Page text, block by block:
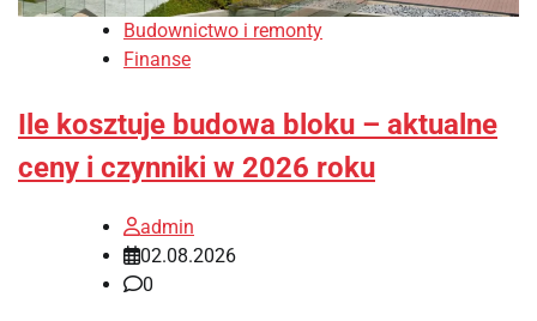
Budownictwo i remonty
Finanse
Ile kosztuje budowa bloku – aktualne
ceny i czynniki w 2026 roku
admin
02.08.2026
0